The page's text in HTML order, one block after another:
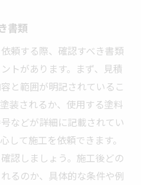
書類
頼する際、確認すべき書類
トがあります。まず、見積
と範囲が明記されているこ
装されるか、使用する塗料
などが詳細に記載されてい
して施工を依頼できます。
認しましょう。施工後どの
るのか、具体的な条件や例